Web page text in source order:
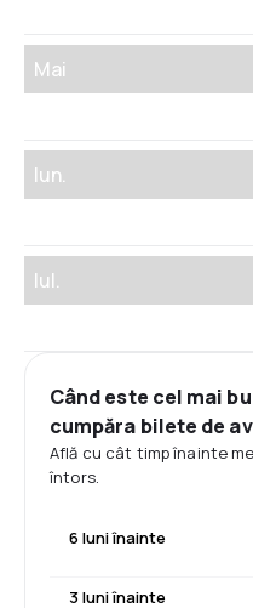
Mai
Iun.
Iul.
Când este cel mai
cumpăra bilete de
Află cu cât timp înainte
întors.
6 luni înainte
3 luni înainte